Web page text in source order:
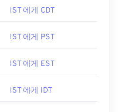
IST 에게 CDT
IST 에게 PST
IST 에게 EST
IST 에게 IDT